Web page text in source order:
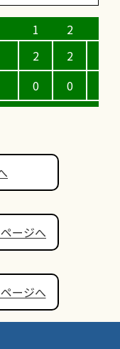
2
0
2
0
ージへ
ージへ